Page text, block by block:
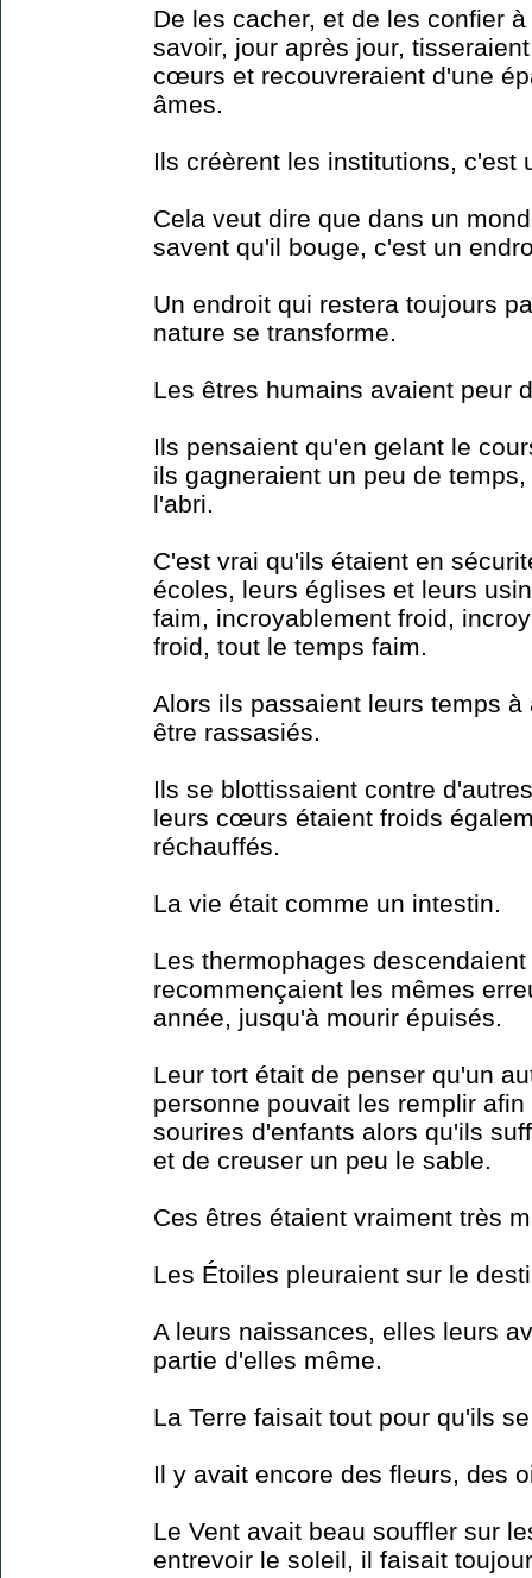
De les cacher, et de les confier
savoir, jour après jour,
cœurs et recouvreraient d'une
âmes.
Ils créèrent les institutions, c'est
Cela veut dire que dans un
savent qu'il bouge, c'est un
Un endroit qui restera toujours
nature se transforme.
Les êtres humains avaient peur
Ils pensaient qu'en gelant le
ils gagneraient un peu de
l'abri.
C'est vrai qu'ils étaient en
écoles, leurs églises et leurs
faim, incroyablement froid,
froid, tout le temps faim.
Alors ils passaient leurs temps
être rassasiés.
Ils se blottissaient contre
leurs cœurs étaient froids
réchauffés.
La vie était comme un intestin.
Les thermophages
recommençaient les mêmes
année, jusqu'à mourir épuisés.
Leur tort était de penser qu'un
personne pouvait les remplir
sourires d'enfants alors qu'ils
et de creuser un peu le sable.
Ces êtres étaient vraiment très
Les Étoiles pleuraient sur le
A leurs naissances, elles leurs
partie d'elles même.
La Terre faisait tout pour qu'ils
Il y avait encore des fleurs, des
Le Vent avait beau souffler sur
entrevoir le soleil, il faisait